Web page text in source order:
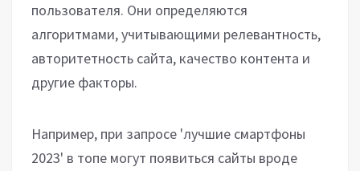
пользователя. Они определяются
алгоритмами, учитывающими релевантность,
авторитетность сайта, качество контента и
другие факторы.
Например, при запросе 'лучшие смартфоны
2023' в топе могут появиться сайты вроде